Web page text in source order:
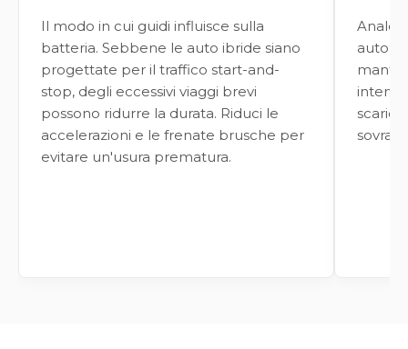
Il modo in cui guidi influisce sulla
batteria. Sebbene le auto ibride siano
progettate per il traffico start-and-
stop, degli eccessivi viaggi brevi
possono ridurre la durata. Riduci le
accelerazioni e le frenate brusche per
evitare un'usura prematura.
auto